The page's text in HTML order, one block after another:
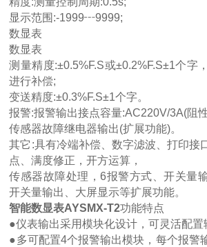
显示范围:-1999┅9999;
数显表
数显表
测量精度:±0.5%F.S或±0.2%F.S±1个字
进行补偿;
变送精度:±0.3%F.S±1个字。
报警:报警输出接点容量:AC220V/3A(阻
传感器故障继电器输出(扩展功能)。
其它:具有冷端补偿、数字滤波、打印接
点、满度修正，开方运算，
传感器故障处理，6报警方式、开关量
开关量输出、大屏显示等扩展功能。
智能数显表AYSMX-T2功能特点
●仪表输出采用模块化设计，可灵活配置
●多可配置4个报警输出模块，每个报警